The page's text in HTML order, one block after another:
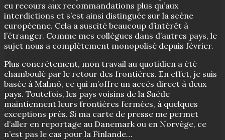
eu recours aux recommandations plus qu’aux
interdictions et s’est ainsi distinguée sur la scène
européenne. Cela a suscité beaucoup d’intérêt à
l’étranger. Comme mes collègues dans d’autres pays, le
sujet nous a complètement monopolisé depuis février.
Plus concrètement, mon travail au quotidien a été
chamboulé par le retour des frontières. En effet, je suis
basée à Malmö, ce qui m’offre un accès direct à deux
pays. Toutefois, les pays voisins de la Suède
maintiennent leurs frontières fermées, à quelques
exceptions près. Si ma carte de presse me permet
d’aller en reportage au Danemark ou en Norvège, ce
n’est pas le cas pour la Finlande…